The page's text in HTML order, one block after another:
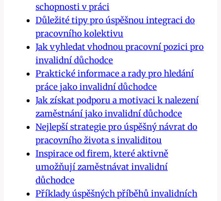
schopnosti v práci
Důležité tipy pro úspěšnou integraci do
pracovního kolektivu
Jak vyhledat vhodnou pracovní pozici pro
invalidní důchodce
Praktické informace a rady pro hledání
práce jako invalidní důchodce
Jak získat podporu a motivaci k nalezení
zaměstnání jako invalidní důchodce
Nejlepší strategie pro úspěšný návrat do
pracovního života s invaliditou
Inspirace od firem, které aktivně
umožňují zaměstnávat invalidní
důchodce
Příklady úspěšných příběhů invalidních